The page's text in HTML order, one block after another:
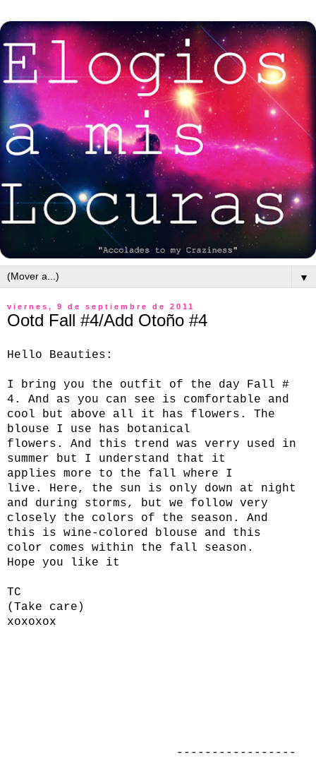
▼
viernes, 9 de septiembre de 2011
Ootd Fall #4/Add Otoño #4
Hello Beauties :
I bring you the outfit of the day Fall
#
4.
And as you can see is comfortable and
cool
but above all it has flowers.
The
blouse
I use
has botanical
flowers . And this trend was verry used
in
summer
but I understand
that it
applies
more to the fall
where I
live.
Here, the sun is only down
at night
and
during storms, but we
follow very
closely
the colors of the season.
And
this
is wine-colored blouse
and this
color
comes within
the fall season.
Hope you like it
TC
( Take care )
xoxoxox
-----------------